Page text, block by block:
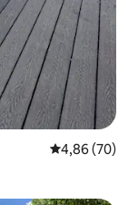
4,86 de uma
4,86 (70)